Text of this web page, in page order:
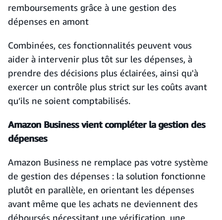
remboursements grâce à une gestion des
dépenses en amont
Combinées, ces fonctionnalités peuvent vous
aider à intervenir plus tôt sur les dépenses, à
prendre des décisions plus éclairées, ainsi qu'à
exercer un contrôle plus strict sur les coûts avant
qu’ils ne soient comptabilisés.
Amazon Business vient compléter la gestion des
dépenses
Amazon Business ne remplace pas votre système
de gestion des dépenses : la solution fonctionne
plutôt en parallèle, en orientant les dépenses
avant même que les achats ne deviennent des
déboursés nécessitant une vérification, une